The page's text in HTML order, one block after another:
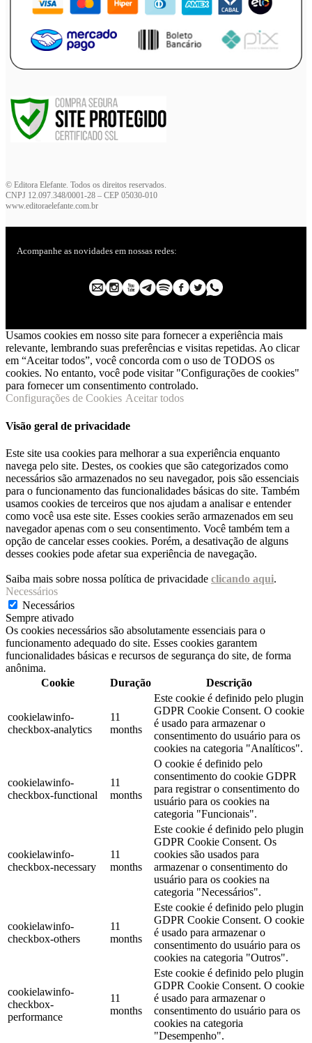
© Editora Elefante. Todos os direitos reservados.
CNPJ 12.097.348/0001-28 – CEP 05030-010
www.editoraelefante.com.br
Acompanhe as novidades em nossas redes:
Usamos cookies em nosso site para fornecer a experiência mais
relevante, lembrando suas preferências e visitas repetidas. Ao clicar
em “Aceitar todos”, você concorda com o uso de TODOS os
cookies. No entanto, você pode visitar "Configurações de cookies"
para fornecer um consentimento controlado.
Configurações de Cookies Aceitar todos
Visão geral de privacidade
Este site usa cookies para melhorar a sua experiência enquanto
navega pelo site. Destes, os cookies que são categorizados como
necessários são armazenados no seu navegador, pois são essenciais
para o funcionamento das funcionalidades básicas do site. Também
usamos cookies de terceiros que nos ajudam a analisar e entender
como você usa este site. Esses cookies serão armazenados em seu
navegador apenas com o seu consentimento. Você também tem a
opção de cancelar esses cookies. Porém, a desativação de alguns
desses cookies pode afetar sua experiência de navegação.
Saiba mais sobre nossa política de privacidade clicando aqui.
Necessários
Necessários
Sempre ativado
Os cookies necessários são absolutamente essenciais para o
funcionamento adequado do site. Esses cookies garantem
funcionalidades básicas e recursos de segurança do site, de forma
anônima.
Cookie
Duração Descrição
cookielawinfo-
checkbox-analytics
11
months
Este cookie é definido pelo plugin
GDPR Cookie Consent. O cookie
é usado para armazenar o
consentimento do usuário para os
cookies na categoria "Analíticos".
cookielawinfo-
checkbox-functional
11
months
O cookie é definido pelo
consentimento do cookie GDPR
para registrar o consentimento do
usuário para os cookies na
categoria "Funcionais".
cookielawinfo-
checkbox-necessary
11
months
Este cookie é definido pelo plugin
GDPR Cookie Consent. Os
cookies são usados ​​para
armazenar o consentimento do
usuário para os cookies na
categoria "Necessários".
cookielawinfo-
checkbox-others
11
months
Este cookie é definido pelo plugin
GDPR Cookie Consent. O cookie
é usado para armazenar o
consentimento do usuário para os
cookies na categoria "Outros".
cookielawinfo-
checkbox-
performance
11
months
Este cookie é definido pelo plugin
GDPR Cookie Consent. O cookie
é usado para armazenar o
consentimento do usuário para os
cookies na categoria
"Desempenho".